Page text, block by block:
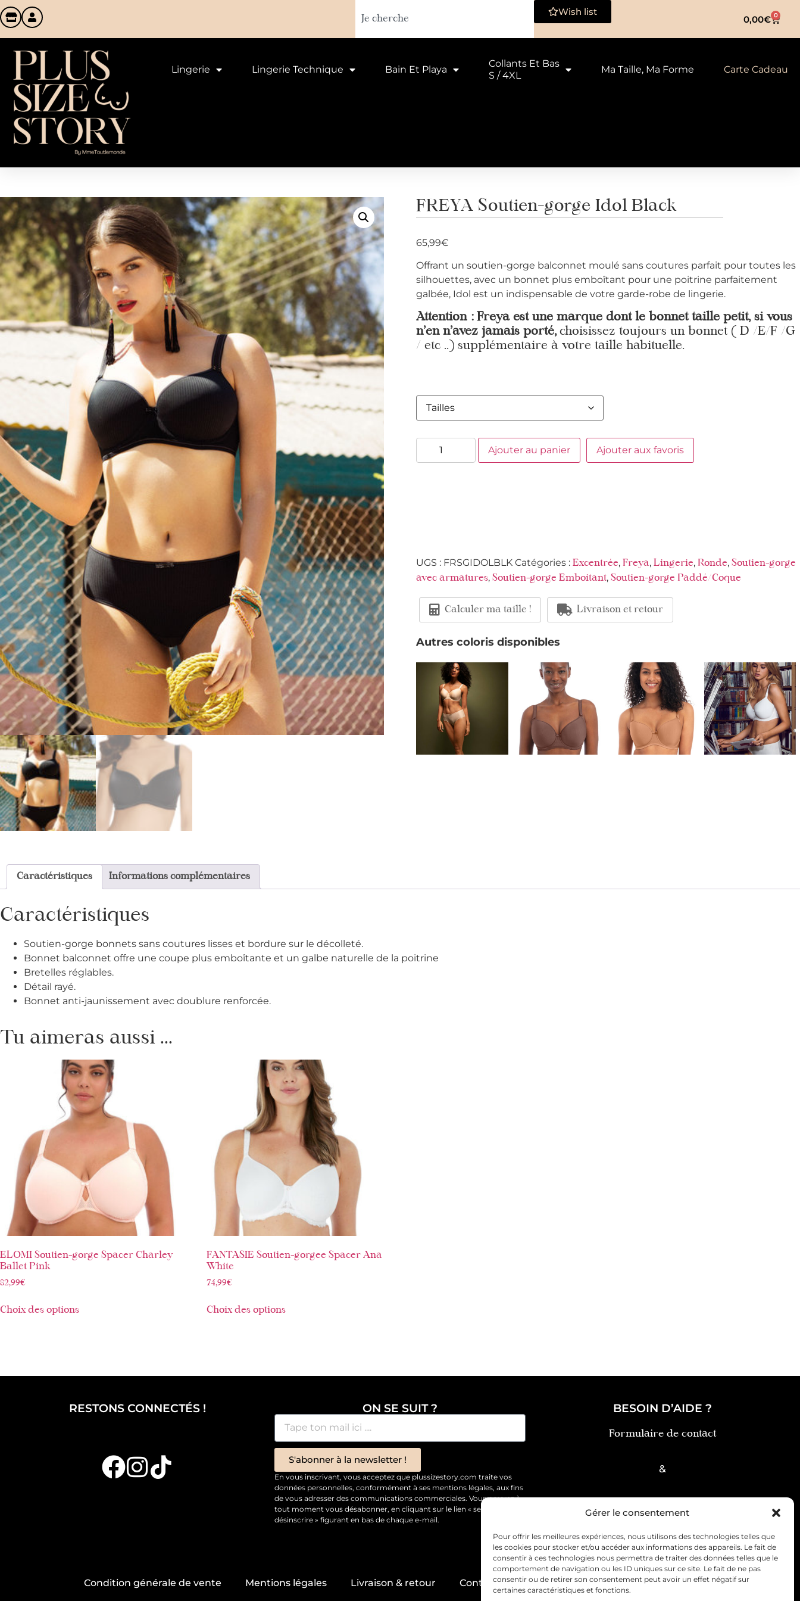
Gérer le consentement
Pour offrir les meilleures expériences, nous utilisons des technologies telles que
les cookies pour stocker et/ou accéder aux informations des appareils. Le fait de
consentir à ces technologies nous permettra de traiter des données telles que le
comportement de navigation ou les ID uniques sur ce site. Le fait de ne pas
consentir ou de retirer son consentement peut avoir un effet négatif sur
certaines caractéristiques et fonctions.
Wish list
0,00€ 0
Lingerie Lingerie Technique Bain Et Playa
Collants Et Bas
S / 4XL
Ma Taille, Ma Forme Carte Cadeau
FREYA Soutien-gorge Idol Black
65,99€
Offrant un soutien-gorge balconnet moulé sans coutures parfait pour toutes les
silhouettes, avec un bonnet plus emboîtant pour une poitrine parfaitement
galbée, Idol est un indispensable de votre garde-robe de lingerie.
Attention : Freya est une marque dont le bonnet taille petit, si vous
n’en n’avez jamais porté, choisissez toujours un bonnet ( D /E/F /G
/ etc ..) supplémentaire à votre taille habituelle.
Ajouter au panier Ajouter aux favoris
UGS : FRSGIDOLBLK Catégories : Excentrée, Freya, Lingerie, Ronde, Soutien-gorge
avec armatures, Soutien-gorge Emboitant, Soutien-gorge Paddé/Coque
Calculer ma taille ! Livraison et retour
Autres coloris disponibles
Caractéristiques Informations complémentaires
Caractéristiques
Soutien-gorge bonnets sans coutures lisses et bordure sur le décolleté.
Bonnet balconnet offre une coupe plus emboîtante et un galbe naturelle de la poitrine
Bretelles réglables.
Détail rayé.
Bonnet anti-jaunissement avec doublure renforcée.
Tu aimeras aussi ...
ELOMI Soutien-gorge Spacer Charley
Ballet Pink
82,99€
Choix des options
FANTASIE Soutien-gorgee Spacer Ana
White
74,99€
Choix des options
RESTONS CONNECTÉS ! ON SE SUIT ?
S'abonner à la newsletter !
En vous inscrivant, vous acceptez que plussizestory.com traite vos
données personnelles, conformément à ses mentions légales, aux fins
de vous adresser des communications commerciales. Vous pouvez à
tout moment vous désabonner, en cliquant sur le lien « se
désinscrire » figurant en bas de chaque e-mail.
BESOIN D’AIDE ?
Formulaire de contact
&
Condition générale de vente Mentions légales Livraison & retour Contact & service client Politique de cookies (UE)